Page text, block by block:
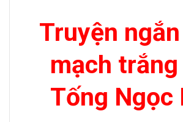
Truyện
mạch
Tống Ngọc